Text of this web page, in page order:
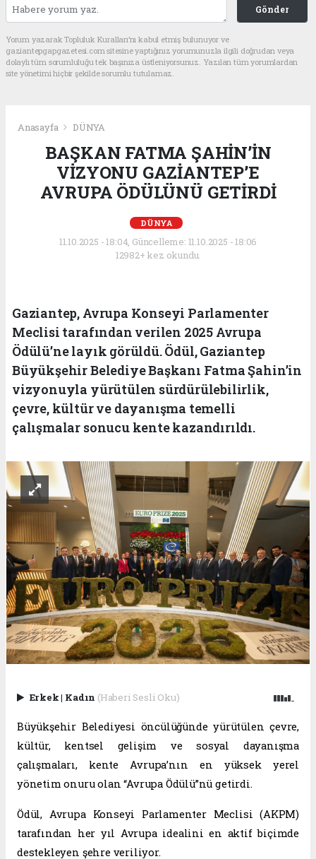
Gönder
Yorum yazarak Topluluk Kuralları’nı kabul etmiş bulunuyor ve
gaziantepgapgazetesi.com sitesine yaptığınız yorumunuzla ilgili doğrudan veya
dolaylı tüm sorumluluğu tek başınıza üstleniyorsunuz. Yazılan tüm yorumlardan
site yönetimi hiçbir şekilde sorumlu tutulamaz.
Anasayfa DÜNYA
BAŞKAN FATMA ŞAHİN’İN
VİZYONU GAZİANTEP’E
AVRUPA ÖDÜLÜNÜ GETİRDİ
DÜNYA
11.10.2025 - 18:04, Güncelleme: 11.10.2025 - 18:06
12982+ kez okundu.
Gaziantep, Avrupa Konseyi Parlamenter
Meclisi tarafından verilen 2025 Avrupa
Ödülü’ne layık görüldü. Ödül, Gaziantep
Büyükşehir Belediye Başkanı Fatma Şahin’in
vizyonuyla yürütülen sürdürülebilirlik,
çevre, kültür ve dayanışma temelli
çalışmalar sonucu kente kazandırıldı.
Erkek| Kadın (Haberi Sesli Oku)
Büyükşehir Belediyesi öncülüğünde yürütülen çevre,
kültür, kentsel gelişim ve sosyal dayanışma
çalışmaları, kente Avrupa’nın en yüksek yerel
yönetim onuru olan “Avrupa Ödülü”nü getirdi.
Ödül, Avrupa Konseyi Parlamenter Meclisi (AKPM)
tarafından her yıl Avrupa idealini en aktif biçimde
destekleyen şehre veriliyor.